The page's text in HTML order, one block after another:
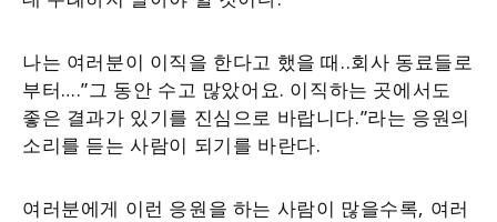
나는 여러분이 이직을 한다고 했을 때..회사 동료들로
부터….”그 동안 수고 많았어요. 이직하는 곳에서도
좋은 결과가 있기를 진심으로 바랍니다.”라는 응원의
소리를 듣는 사람이 되기를 바란다.
여러분에게 이런 응원을 하는 사람이 많을수록, 여러